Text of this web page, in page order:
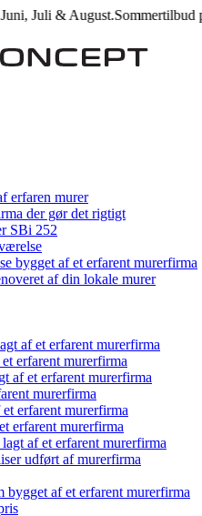
Juli & August.Sommertilbud på
erfaren murer
der gør det rigtigt
SBi 252
bygget af et erfarent murerfirma
af din lokale murer
af et erfarent murerfirma
erfarent murerfirma
af et erfarent murerfirma
murerfirma
erfarent murerfirma
erfarent murerfirma
af et erfarent murerfirma
udført af murerfirma
bygget af et erfarent murerfirma